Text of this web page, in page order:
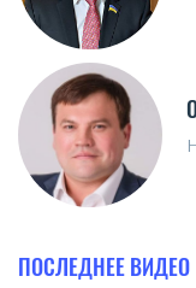
ПОСЛЕДНЕЕ ВИДЕО